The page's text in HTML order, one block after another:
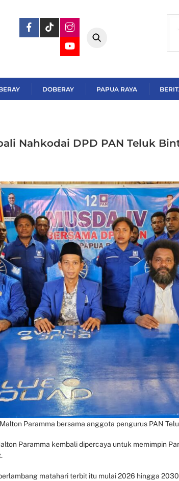
DOBERAY PAPUA RAYA
Nahkodai DPD PAN Teluk
Paramma bersama anggota pengurus PAN
Paramma kembali dipercaya untuk memimpin
matahari terbit itu mulai 2026 hingga